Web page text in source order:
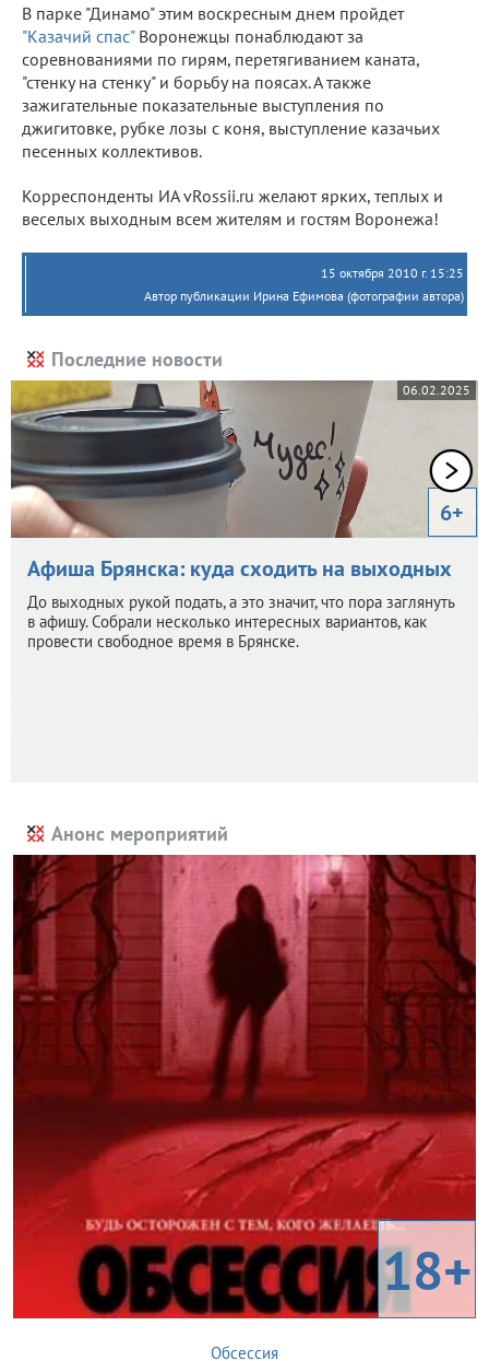
В парке "Динамо" этим воскресным днем пройдет
"Казачий спас"Воронежцы понаблюдают за
соревнованиями по гирям, перетягиванием каната,
"стенку на стенку" и борьбу на поясах. А также
зажигательные показательные выступления по
джигитовке, рубке лозы с коня, выступление казачьих
песенных коллективов.
Корреспонденты ИА vRossii.ru желают ярких, теплых и
веселых выходным всем жителям и гостям Воронежа!
15 октября 2010 г. 15:25
Автор публикации Ирина Ефимова (фотографии автора)
Последние новости
06.02.2025
6+
Афиша Брянска: куда сходить на выходных
До выходных рукой подать, а это значит, что пора заглянуть
в афишу. Собрали несколько интересных вариантов, как
провести свободное время в Брянске.
Анонс мероприятий
18+
Обсессия